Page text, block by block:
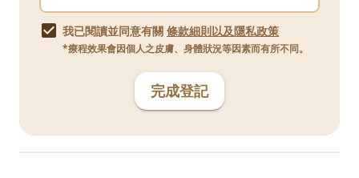
我已閱讀並同意有關 條款細則以及隱私政策
*療程效果會因個人之皮膚、身體狀況等因素而有所不同。
完成登記